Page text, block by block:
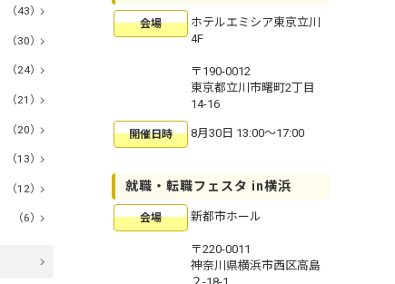
（43）
（30）
（24）
（21）
（20）
（13）
（12）
（6）
会場
ホテルエミシア東京立川
4F
〒190-0012
東京都立川市曙町2丁目
14-16
開催日時 8月30日 13:00〜17:00
就職・転職フェスタ in横浜
会場 新都市ホール
〒220-0011
神奈川県横浜市西区高島